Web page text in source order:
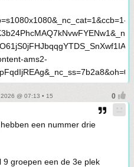
@ 07:13 • 15
een nummer drie
9 groepen een de 3e plek